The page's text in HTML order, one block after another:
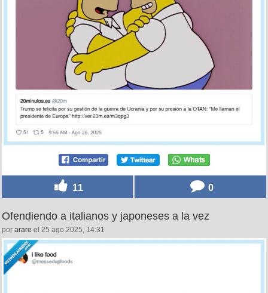
11 0
Ofendiendo a italianos y japoneses a la vez
por arare el 25 ago 2025, 14:31